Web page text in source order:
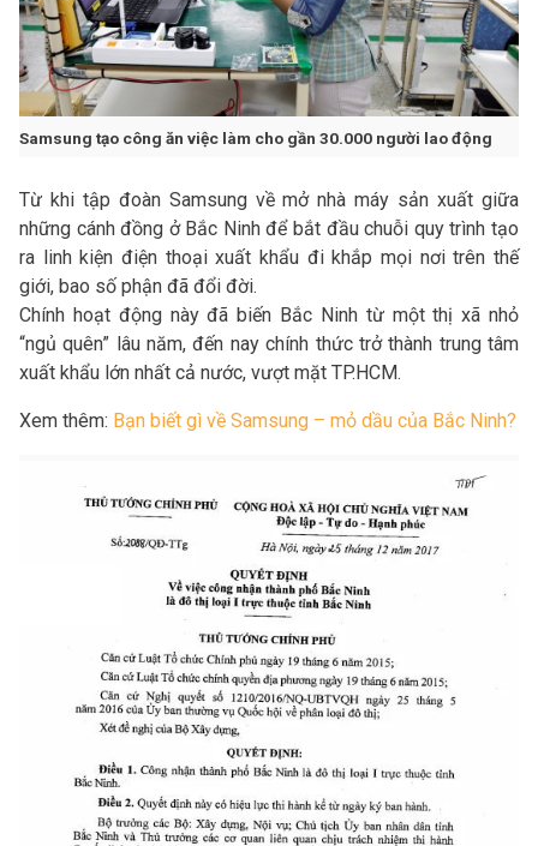
Samsung tạo công ăn việc làm cho gần 30.000 người lao động
Từ khi tập đoàn Samsung về mở nhà máy sản xuất giữa
những cánh đồng ở Bắc Ninh để bắt đầu chuỗi quy trình tạo
ra linh kiện điện thoại xuất khẩu đi khắp mọi nơi trên thế
giới, bao số phận đã đổi đời.
Chính hoạt động này đã biến Bắc Ninh từ một thị xã nhỏ
“ngủ quên” lâu năm, đến nay chính thức trở thành trung tâm
xuất khẩu lớn nhất cả nước, vượt mặt TP.HCM.
Xem thêm: Bạn biết gì về Samsung – mỏ dầu của Bắc Ninh?